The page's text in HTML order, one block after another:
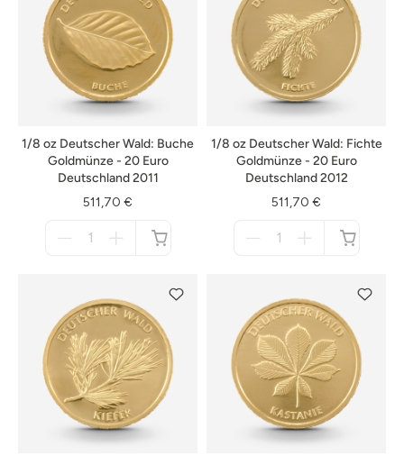
1/8 oz Deutscher Wald: Buche
Goldmünze - 20 Euro
Deutschland 2011
511,70 €
1/8 oz Deutscher Wald: Fichte
Goldmünze - 20 Euro
Deutschland 2012
511,70 €